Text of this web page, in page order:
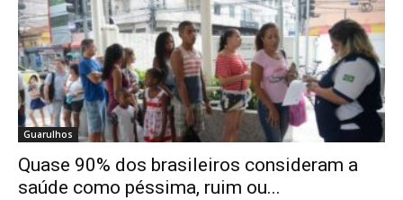
Guarulhos
Quase 90% dos brasileiros consideram a
saúde como péssima, ruim ou...